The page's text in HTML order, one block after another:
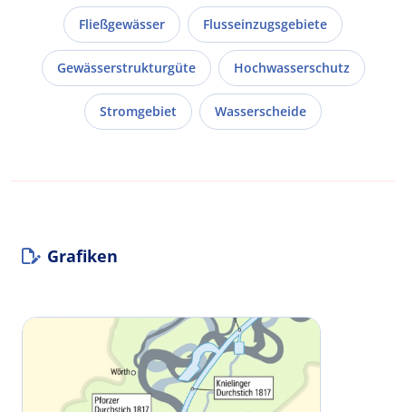
Fließgewässer Flusseinzugsgebiete
Gewässerstrukturgüte Hochwasserschutz
Stromgebiet Wasserscheide
Grafiken